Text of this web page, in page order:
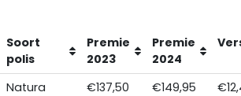
Soort
polis
Premie
2023
Premie
2024
Natura €137,50 €149,95